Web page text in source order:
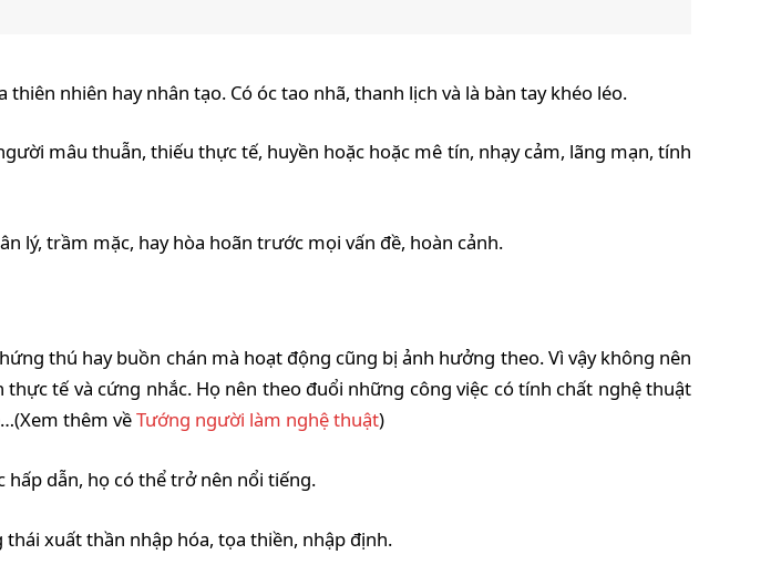
nhiên hay nhân tạo. Có óc tao nhã, thanh lịch và là bàn tay khéo léo.
mâu thuẫn, thiếu thực tế, huyền hoặc hoặc mê tín, nhạy cảm, lãng mạn, tính
lý, trầm mặc, hay hòa hoãn trước mọi vấn đề, hoàn cảnh.
thú hay buồn chán mà hoạt động cũng bị ảnh hưởng theo. Vì vậy không nên
tế và cứng nhắc. Họ nên theo đuổi những công việc có tính chất nghệ thuật
thêm vềTướng người làm nghệ thuật)
dẫn, họ có thể trở nên nổi tiếng.
xuất thần nhập hóa, tọa thiền, nhập định.